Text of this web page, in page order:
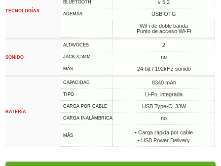
TECNOLOGÍAS
BLUETOOTH v 5.2
ADEMÁS
USB OTG
WiFi de doble banda
Punto de acceso Wi-Fi
SONIDO
ALTAVOCES 2
JACK 3,5MM no
MÁS 24-bit / 192kHz sonido
BATERÍA
CAPACIDAD 8340 mAh
TIPO Li-Po, integrada
CARGA POR CABLE USB Type-C, 33W
CARGA INALÁMBRICA no
MÁS
• Carga rápida por cable
• USB Power Delivery